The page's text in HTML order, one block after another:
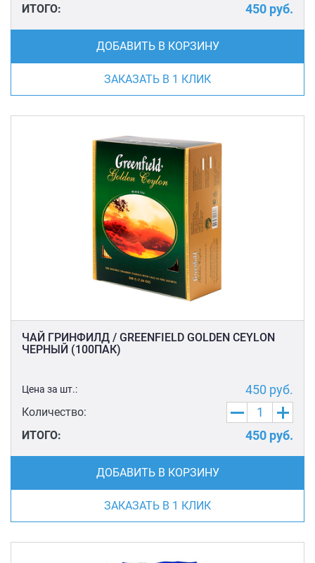
ИТОГО:
450 руб.
ДОБАВИТЬ В КОРЗИНУ
ЗАКАЗАТЬ В 1 КЛИК
ЧАЙ ГРИНФИЛД / GREENFIELD GOLDEN CEYLON
ЧЕРНЫЙ (100ПАК)
Цена за шт.: 450 руб.
Количество:
ИТОГО:
450 руб.
ДОБАВИТЬ В КОРЗИНУ
ЗАКАЗАТЬ В 1 КЛИК